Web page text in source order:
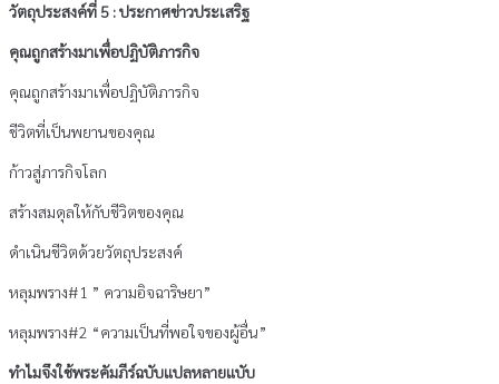
วัตถุประสงค์ที่ 5 : ประกาศข่าวประเสริฐ
คุณถูกสร้างมาเพื่อปฏิบัติภารกิจ
คุณถูกสร้างมาเพื่อปฏิบัติภารกิจ
ชีวิตที่เป็นพยานของคุณ
ก้าวสู่ภารกิจโลก
สร้างสมดุลให้กับชีวิตของคุณ
ดำเนินชีวิตด้วยวัตถุประสงค์
หลุมพราง#1 ” ความอิจฉาริษยา”
หลุมพราง#2 “ความเป็นที่พอใจของผู้อื่น”
ทำไมจึงใช้พระคัมภีร์ฉบับแปลหลายแบับ